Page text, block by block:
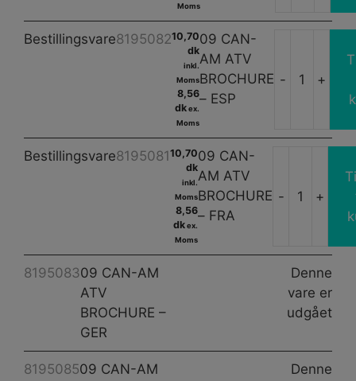
Moms
AM
ATV
8195082
09 CAN-
AM ATV
BROCHURE
– ESP
10,70
dk
inkl.
Moms
8,56
dkex.
Moms
Bestillingsvare
-
AM
ATV
ESP
+
8195081
09 CAN-
AM ATV
BROCHURE
– FRA
10,70
dk
inkl.
Moms
8,56
dkex.
Moms
Bestillingsvare
-
AM
-
+
Denne
vare er
udgået
819508309 CAN-AM
ATV
BROCHURE –
GER
Denne
819508509 CAN-AM